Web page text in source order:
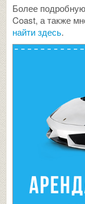
Более
Coast, а также
найти здесь.